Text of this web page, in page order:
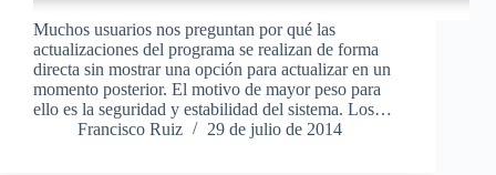
Muchos usuarios nos preguntan por qué las
actualizaciones del programa se realizan de forma
directa sin mostrar una opción para actualizar en un
momento posterior. El motivo de mayor peso para
ello es la seguridad y estabilidad del sistema. Los…
Francisco Ruiz
29 de julio de 2014